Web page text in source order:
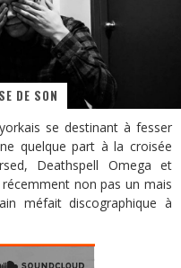
DE SON
se destinant à fesser
quelque part à la croisée
Deathspell Omega et
non pas un mais
méfait discographique à